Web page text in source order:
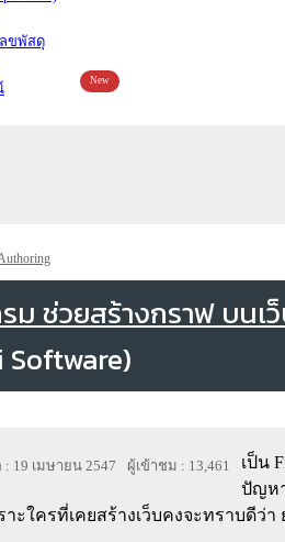
ลขพัสดุ
New
ม ช่วยสร้างกราฟ บนเ
: 19 เมษายน 2547 ผู้เข้าชม : 13,461
เป็น
ปัญห
าะใครที่เคยสร้างเว็บคงจะทราบดีว่า